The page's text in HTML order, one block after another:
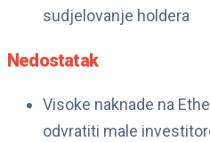
sudjelovanje holdera
Nedostatak
Visoke naknade na
odvratiti male